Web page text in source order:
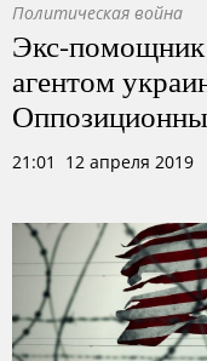
Политическая война
Экс-
агентом
21:01 12 апреля 2019